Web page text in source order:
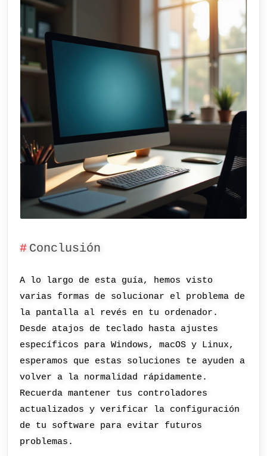
Conclusión
A lo largo de esta guía, hemos visto
varias formas de solucionar el problema de
la pantalla al revés en tu ordenador.
Desde atajos de teclado hasta ajustes
específicos para Windows, macOS y Linux,
esperamos que estas soluciones te ayuden a
volver a la normalidad rápidamente.
Recuerda mantener tus controladores
actualizados y verificar la configuración
de tu software para evitar futuros
problemas.